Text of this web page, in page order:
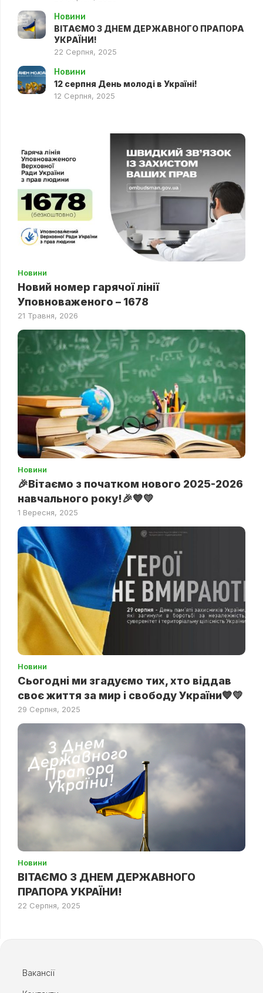
Новини
ВІТАЄМО З ДНЕМ ДЕРЖАВНОГО ПРАПОРА
УКРАЇНИ!
22 Серпня, 2025
Новини
12 серпня День молоді в Україні!
12 Серпня, 2025
Новини
Новий номер гарячої лінії
Уповноваженого – 1678
21 Травня, 2026
Новини
🎉Вітаємо з початком нового 2025-2026
навчального року!🎉💙💛
1 Вересня, 2025
Новини
Сьогодні ми згадуємо тих, хто віддав
своє життя за мир і свободу України💙💛
29 Серпня, 2025
Новини
ВІТАЄМО З ДНЕМ ДЕРЖАВНОГО
ПРАПОРА УКРАЇНИ!
22 Серпня, 2025
Вакансії